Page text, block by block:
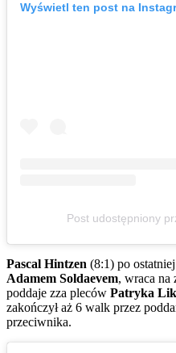
Wyświetl ten post na
Post udostępniony
Pascal Hintzen (8:1) po
Adamem Soldaevem, wraca
poddaje zza pleców Patryka
zakończył aż 6 walk przez
przeciwnika.